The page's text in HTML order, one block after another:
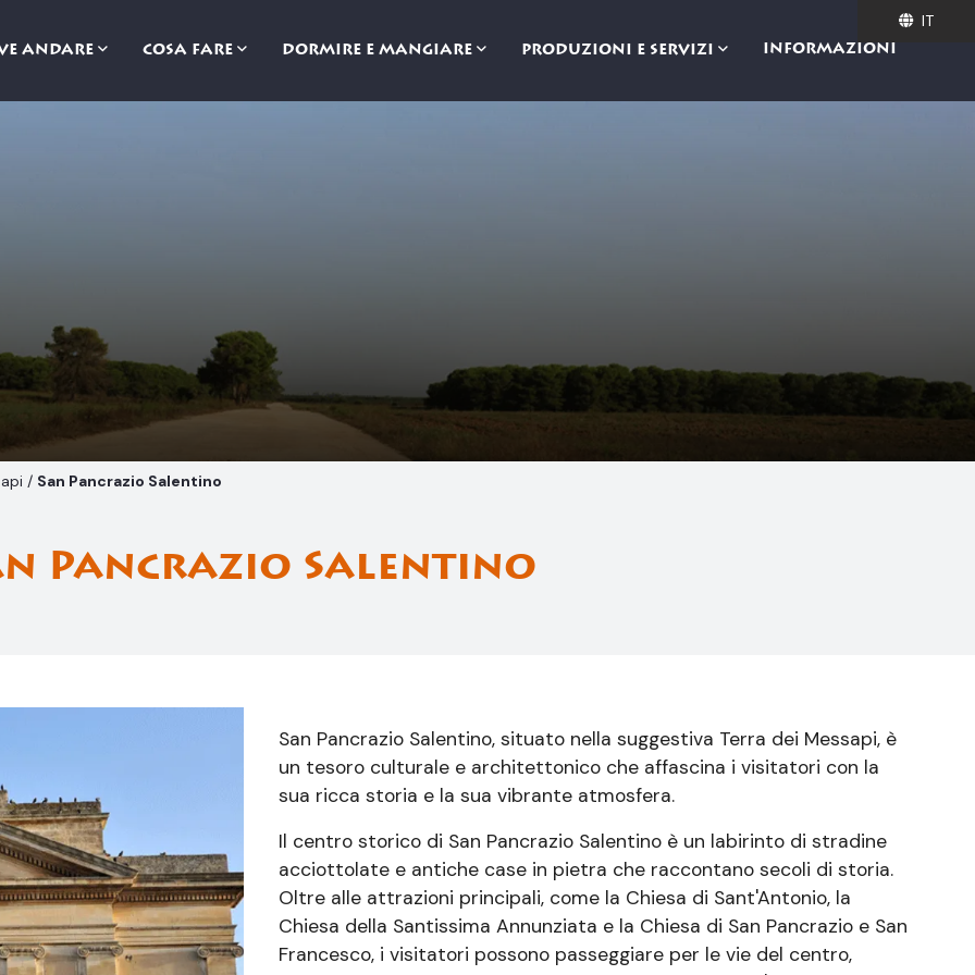
IT
ANDARE COSA FARE DORMIRE E MANGIARE PRODUZIONI E SERVIZI INFORMAZIONI
IT
/ San Pancrazio Salentino
Pancrazio Salentino
San Pancrazio Salentino, situato nella suggestiva Terra dei Messapi, è
un tesoro culturale e architettonico che affascina i visitatori con la
sua ricca storia e la sua vibrante atmosfera.
Il centro storico di San Pancrazio Salentino è un labirinto di stradine
acciottolate e antiche case in pietra che raccontano secoli di storia.
Oltre alle attrazioni principali, come la Chiesa di Sant'Antonio, la
Chiesa della Santissima Annunziata e la Chiesa di San Pancrazio e San
Francesco, i visitatori possono passeggiare per le vie del centro,